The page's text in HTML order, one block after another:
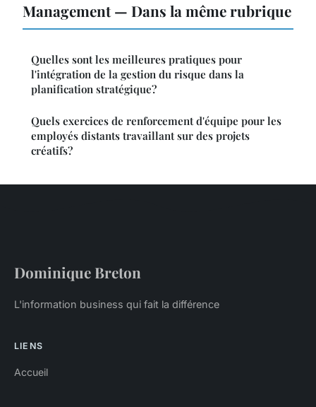
Management — Dans la même rubrique
Quelles sont les meilleures pratiques pour
l'intégration de la gestion du risque dans la
planification stratégique?
Quels exercices de renforcement d'équipe pour les
employés distants travaillant sur des projets
créatifs?
Dominique Breton
L'information business qui fait la différence
LIENS
Accueil